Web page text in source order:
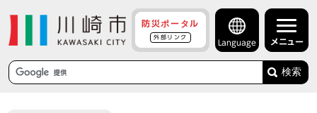
防災ポータル
外部リンク
Language メニュー
検索